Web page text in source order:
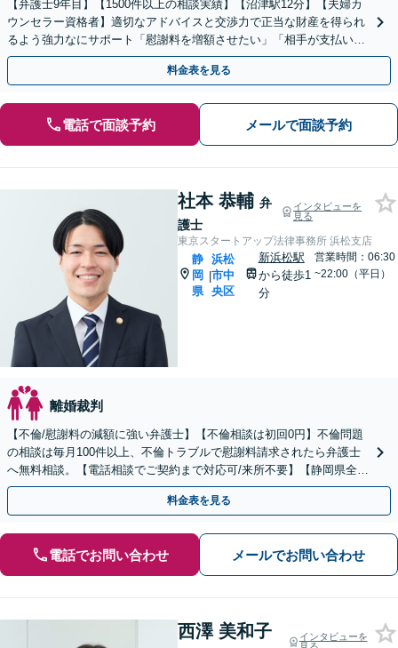
【弁護士9年目】【1500件以上の相談実績】【沼津駅12分】【夫婦カ
ウンセラー資格者】適切なアドバイスと交渉力で正当な財産を得られ
るよう強力なにサポート「慰謝料を増額させたい」「相手が支払いに
応じない」などもご相談を【初回相談30分無料】
料金表を見る
電話で面談予約 メールで面談予約
社本 恭輔 弁
護士
インタビューを
見る
東京スタートアップ法律事務所 浜松支店
静
岡
県
|
浜松
市中
央区
新浜松駅
から徒歩1
分
営業時間：06:30
~22:00（平日）
離婚裁判
【不倫/慰謝料の減額に強い弁護士】【不倫相談は初回0円】不倫問題
の相談は毎月100件以上、不倫トラブルで慰謝料請求されたら弁護士
へ無料相談。【電話相談でご契約まで対応可/来所不要】【静岡県全域
対応】
料金表を見る
電話でお問い合わせ メールでお問い合わせ
西澤 美和子
インタビューを